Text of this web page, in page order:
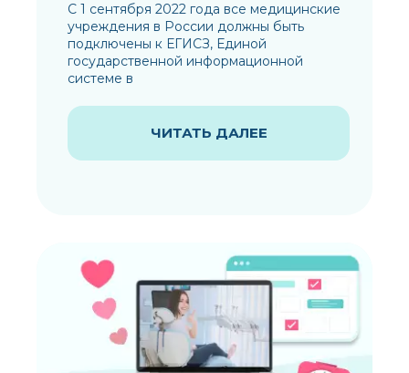
С 1 сентября 2022 года все медицинские
учреждения в России должны быть
подключены к ЕГИСЗ, Единой
государственной информационной
системе в
ЧИТАТЬ ДАЛЕЕ